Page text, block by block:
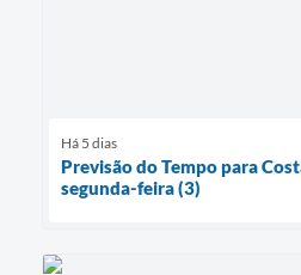
Há 5 dias
Previsão do Tempo para
segunda-feira (3)